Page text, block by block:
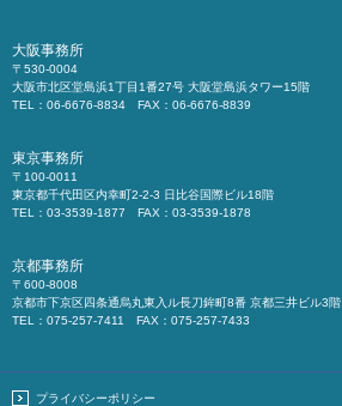
大阪事務所
〒530-0004
大阪市北区堂島浜1丁目1番27号 大阪堂島浜タワー15階
TEL：06-6676-8834 FAX：06-6676-8839
東京事務所
〒100-0011
東京都千代田区内幸町2-2-3 日比谷国際ビル18階
TEL：03-3539-1877 FAX：03-3539-1878
京都事務所
〒600-8008
京都市下京区四条通烏丸東入ル長刀鉾町8番 京都三井ビル3階
TEL：075-257-7411 FAX：075-257-7433
プライバシーポリシー